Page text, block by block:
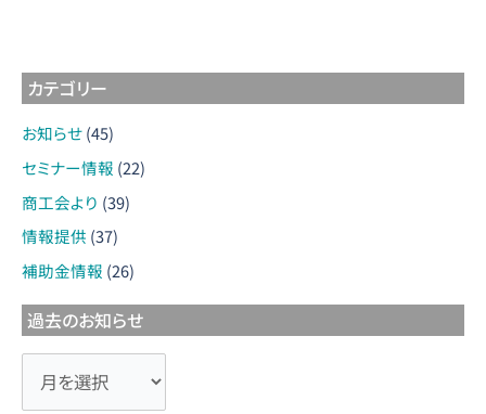
カテゴリー
お知らせ(45)
セミナー情報 (22)
商工会より (39)
情報提供 (37)
補助金情報 (26)
過去のお知らせ